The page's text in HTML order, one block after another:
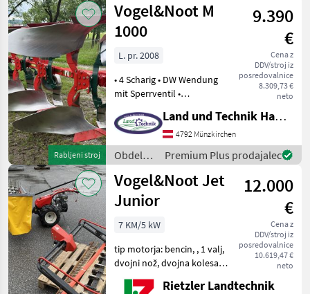
Vogel&Noot
Rabljeni stroj
Vogel&Noot M
1000
9.390
€
Cena z
DDV/stroj iz
posredovalnice
8.309,73 €
neto
L. pr. 2008
• 4 Scharig • DW Wendung
mit Sperrventil •
Rahmenhöhe 78 cm •
Körperform WL 430 •
Schnellkupplerachse •
Schnittbreite 36/40/44 & 48
cm
Land und Technik HandelsgesmbH
4792 Münzkirchen
Obdelava
tal /
Vogel&Noot
Premium Plus prodajalec
Vogel&Noot Jet
Junior
12.000
€
Cena z
DDV/stroj iz
posredovalnice
10.619,47 €
neto
7 KM/5 kW
tip motorja: bencin, , 1 valj,
dvojni nož, dvojna kolesa,
Zgrabljalnik jermena, :, : 1
Rietzler Landtechnik